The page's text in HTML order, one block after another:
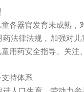
官发育未成熟，对
法规，加强对儿童
用药安全指导、关
持体系